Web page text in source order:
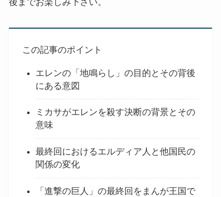
この記事のポイント
エレンの「地鳴らし」の目的とその背後
にある意図
ミカサがエレンを殺す決断の背景とその
意味
最終回におけるエルディア人と他国民の
関係の変化
「進撃の巨人」の最終回をまんが王国で